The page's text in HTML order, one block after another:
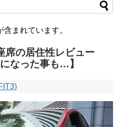
まれています。
席の居住性レビュー
なった事も…】